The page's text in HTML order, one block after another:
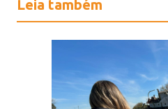
Leia também